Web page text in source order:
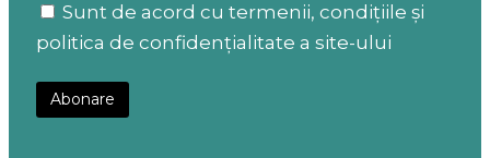
Sunt de acord cu termenii, condițiile și
politica de confidențialitate a site-ului